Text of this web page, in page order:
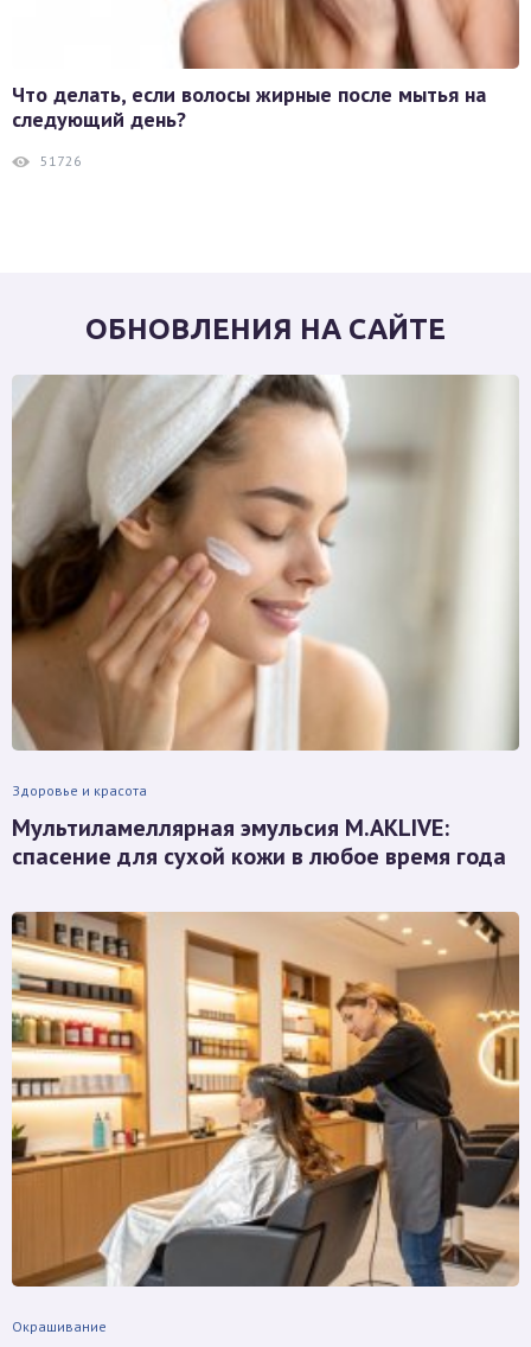
Что делать, если волосы жирные после мытья на
следующий день?
51726
ОБНОВЛЕНИЯ НА САЙТЕ
Здоровье и красота
Мультиламеллярная эмульсия M.AKLIVE:
спасение для сухой кожи в любое время года
Окрашивание